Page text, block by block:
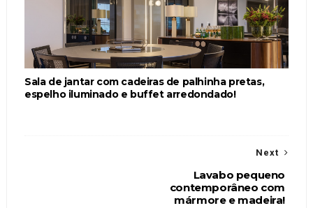
Sala de jantar com cadeiras de palhinha pretas,
espelho iluminado e buffet arredondado!
Next
Lavabo pequeno
contemporâneo com
mármore e madeira!